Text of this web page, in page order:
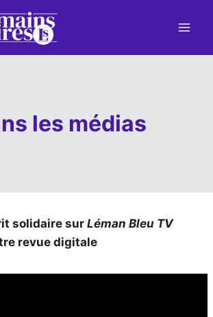
les médias
solidaire sur Léman Bleu TV
revue digitale